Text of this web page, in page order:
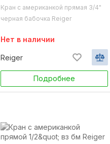
Кран с американкой прямая 3/4"
черная бабочка Reiger
Нет в наличии
Reiger
Подробнее